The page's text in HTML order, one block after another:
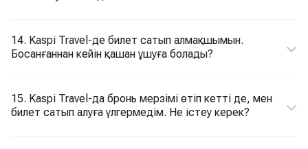
14. Kaspi Travel-де билет сатып алмақшымын.
Босанғаннан кейін қашан ұшуға болады?
15. Kaspi Travel-да бронь мерзімі өтіп кетті де, мен
билет сатып алуға үлгермедім. Не істеу керек?